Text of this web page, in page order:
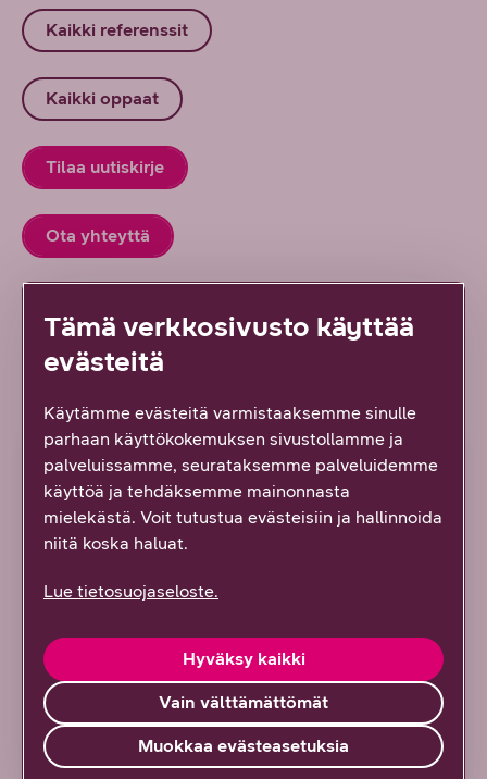
Kaikki referenssit
Kaikki oppaat
Tilaa uutiskirje
Ota yhteyttä
ARTIKKELI
7/2026 DNA YRITYKSILLE
Tämä verkkosivusto käyttää
evästeitä
Käytämme evästeitä varmistaaksemme sinulle
parhaan käyttökokemuksen sivustollamme ja
palveluissamme, seurataksemme palveluidemme
käyttöä ja tehdäksemme mainonnasta
mielekästä. Voit tutustua evästeisiin ja hallinnoida
niitä koska haluat.
Lue tietosuojaseloste.
Vain välttämättömät
Hyväksy kaikki
Muokkaa evästeasetuksia